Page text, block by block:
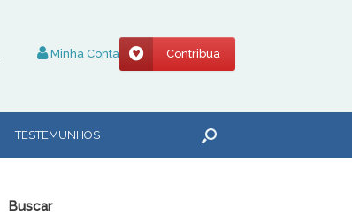
Minha Conta Contribua
TESTEMUNHOS
Buscar